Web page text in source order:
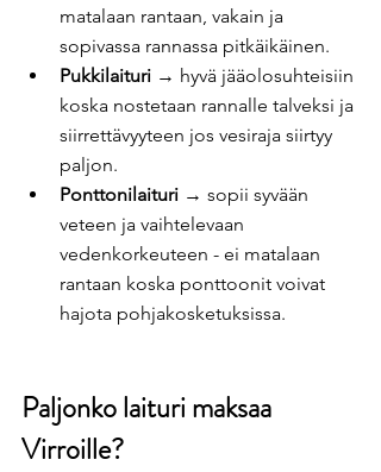
matalaan rantaan, vakain ja
sopivassa rannassa pitkäikäinen.
Pukkilaituri → hyvä jääolosuhteisiin
koska nostetaan rannalle talveksi ja
siirrettävyyteen jos vesiraja siirtyy
paljon.
Ponttonilaituri → sopii syvään
veteen ja vaihtelevaan
vedenkorkeuteen - ei matalaan
rantaan koska ponttoonit voivat
hajota pohjakosketuksissa.
Paljonko laituri maksaa
Virroille?